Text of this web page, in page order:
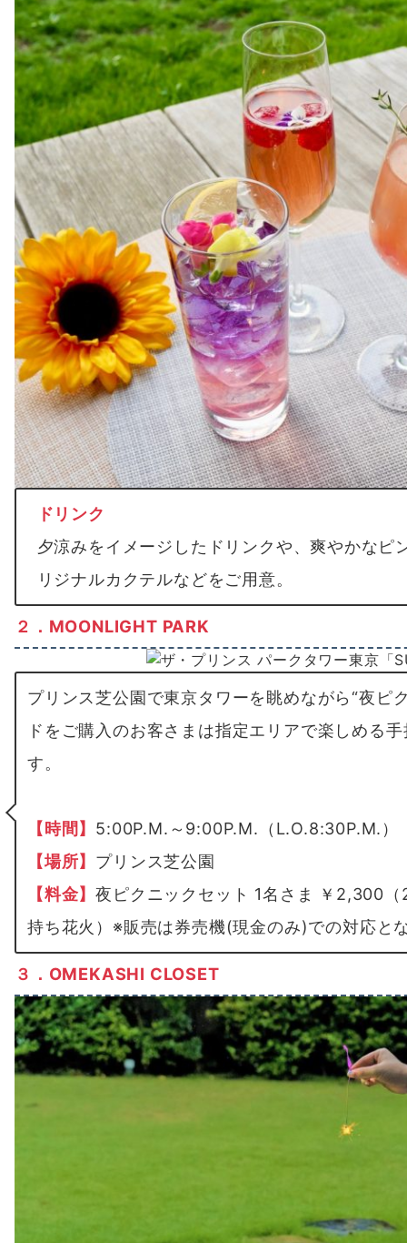
ドリンク
夕涼みをイメージしたドリンクや、爽やかなピ
リジナルカクテルなどをご用意。
２．MOONLIGHT PARK
プリンス芝公園で東京タワーを眺めながら“夜ピ
ドをご購入のお客さまは指定エリアで楽しめる
す。
【 時間 】 5:00P.M.～9:00P.M.（L.O.8:30P.M.）
【場所】 プリンス芝公園
【料金】夜ピクニックセット 1名さま ￥2,300
持ち花火）※販売は券売機(現金のみ)での対応と
３．OMEKASHI CLOSET